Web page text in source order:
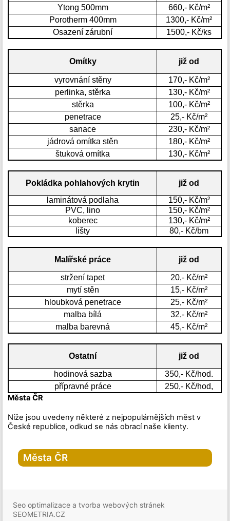
Ytong 500mm
660,- Kč/m²
Porotherm 400mm
1300,- Kč/m²
Osazení zárubní
1500,- Kč/ks
Omítky již od
vyrovnání stěny
170,- Kč/m²
perlinka, stěrka
130,- Kč/m²
stěrka
100,- Kč/m²
penetrace
25,- Kč/m²
sanace
230,- Kč/m²
jádrová omítka stěn
180,- Kč/m²
štuková omítka
130,- Kč/m²
Pokládka pohlahových krytin
již od
laminátová podlaha
150,- Kč/m²
PVC, lino
150,- Kč/m²
koberec
130,- Kč/m²
lišty
80,- Kč/bm
Malířské práce již od
stržení tapet
20,- Kč/m²
mytí stěn
15,- Kč/m²
hloubková penetrace
25,- Kč/m²
malba bílá
32,- Kč/m²
malba barevná
45,- Kč/m²
Ostatní již od
hodinová sazba
350,- Kč/hod.
přípravné práce
250,- Kč/hod,
Města ČR
Níže jsou uvedeny některé z nejpopulárnějších měst v
České republice, odkud se nás obrací naše klienty.
Města ČR
Praha-1
Praha-2
Seo optimalizace a tvorba webových stránek
SEOMETRIA.CZ